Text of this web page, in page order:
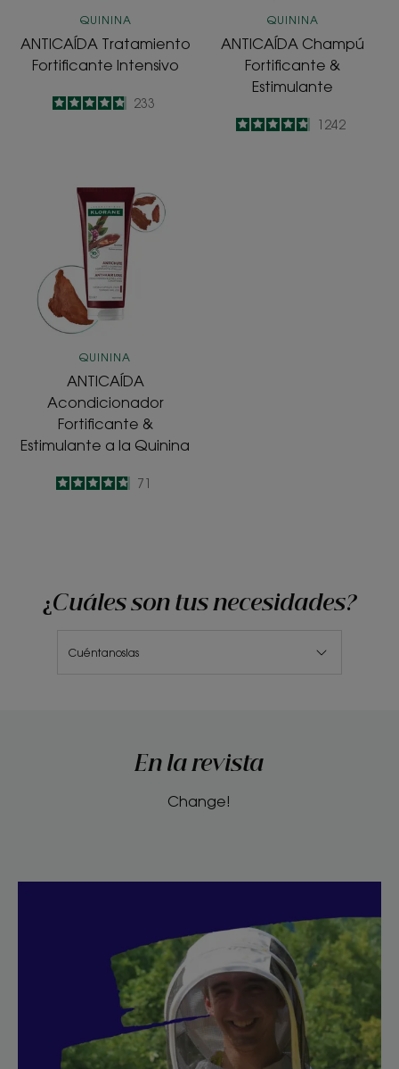
QUININA
ANTICAÍDA Tratamiento
Fortificante Intensivo
4.8
/
5
233
QUININA
ANTICAÍDA Champú
Fortificante &
Estimulante
4.8
/51242
Acondicionador
Fortificante
&
Estimulante
a
la
Quinina
QUININA
ANTICAÍDA
Acondicionador
Fortificante &
Estimulante a la Quinina
4.8
/
5
71
¿Cuáles son tus necesidades?
Cuéntanoslas
En la revista
Change!
comprometido
sociedad